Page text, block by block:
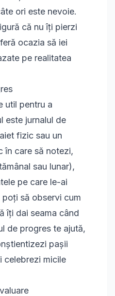
ori este nevoie.
că nu îți pierzi
ocazia să iei
pe realitatea
util pentru a
este jurnalul de
fizic sau un
în care să notezi,
sau lunar),
pe care le-ai
să observi cum
îți dai seama când
de progres te ajută,
pașii
celebrezi micile